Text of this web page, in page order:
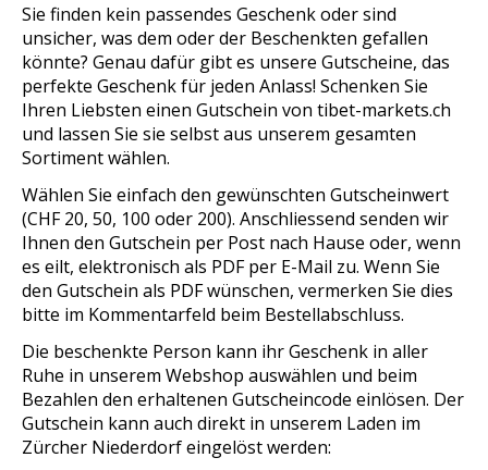
Sie finden kein passendes Geschenk oder sind
unsicher, was dem oder der Beschenkten gefallen
könnte? Genau dafür gibt es unsere Gutscheine, das
perfekte Geschenk für jeden Anlass! Schenken Sie
Ihren Liebsten einen Gutschein von tibet-markets.ch
und lassen Sie sie selbst aus unserem gesamten
Sortiment wählen.
Wählen Sie einfach den gewünschten Gutscheinwert
(CHF 20, 50, 100 oder 200). Anschliessend senden wir
Ihnen den Gutschein per Post nach Hause oder, wenn
es eilt, elektronisch als PDF per E-Mail zu. Wenn Sie
den Gutschein als PDF wünschen, vermerken Sie dies
bitte im Kommentarfeld beim Bestellabschluss.
Die beschenkte Person kann ihr Geschenk in aller
Ruhe in unserem Webshop auswählen und beim
Bezahlen den erhaltenen Gutscheincode einlösen. Der
Gutschein kann auch direkt in unserem Laden im
Zürcher Niederdorf eingelöst werden: